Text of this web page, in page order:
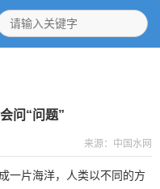
问“问题”
来源：中国水网
一片海洋，人类以不同的方